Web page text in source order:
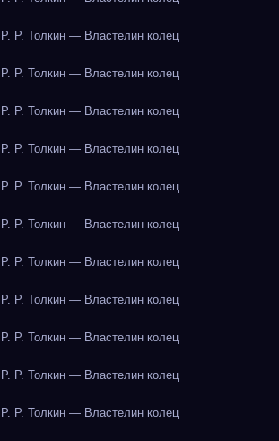
Р. Толкин — Властелин колец
Р. Толкин — Властелин колец
Р. Толкин — Властелин колец
Р. Толкин — Властелин колец
Р. Толкин — Властелин колец
Р. Толкин — Властелин колец
Р. Толкин — Властелин колец
Р. Толкин — Властелин колец
Р. Толкин — Властелин колец
Р. Толкин — Властелин колец
Р. Толкин — Властелин колец